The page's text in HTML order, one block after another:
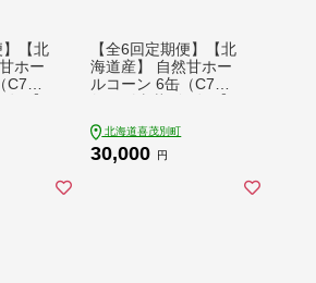
】【北
ホー
C7号
うも
コシ
【全6回定期便】【北
海道産】 自然甘ホー
ルコーン 6缶（C7号
ーン コーン缶 とうも
ろこし トウモロコシ
北海道喜茂別町
30,000 円